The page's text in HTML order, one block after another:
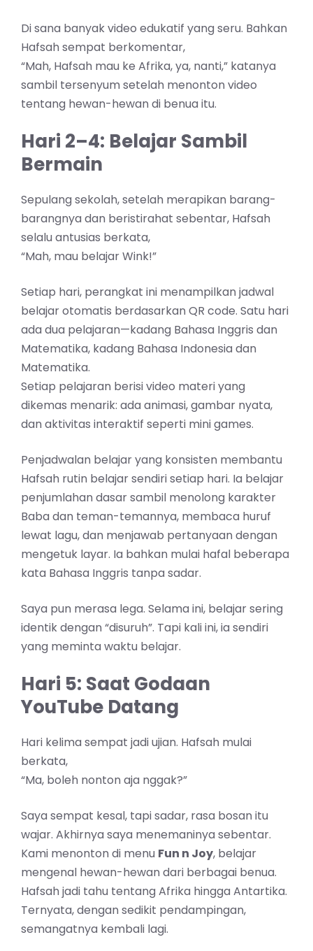
Di sana banyak video edukatif yang seru. Bahkan
Hafsah sempat berkomentar,
“Mah, Hafsah mau ke Afrika, ya, nanti,” katanya
sambil tersenyum setelah menonton video
tentang hewan-hewan di benua itu.
Hari 2–4: Belajar Sambil
Bermain
Sepulang sekolah, setelah merapikan barang-
barangnya dan beristirahat sebentar, Hafsah
selalu antusias berkata,
“Mah, mau belajar Wink!”
Setiap hari, perangkat ini menampilkan jadwal
belajar otomatis berdasarkan QR code. Satu hari
ada dua pelajaran—kadang Bahasa Inggris dan
Matematika, kadang Bahasa Indonesia dan
Matematika.
Setiap pelajaran berisi video materi yang
dikemas menarik: ada animasi, gambar nyata,
dan aktivitas interaktif seperti mini games.
Penjadwalan belajar yang konsisten membantu
Hafsah rutin belajar sendiri setiap hari. Ia belajar
penjumlahan dasar sambil menolong karakter
Baba dan teman-temannya, membaca huruf
lewat lagu, dan menjawab pertanyaan dengan
mengetuk layar. Ia bahkan mulai hafal beberapa
kata Bahasa Inggris tanpa sadar.
Saya pun merasa lega. Selama ini, belajar sering
identik dengan “disuruh”. Tapi kali ini, ia sendiri
yang meminta waktu belajar.
Hari 5: Saat Godaan
YouTube Datang
Hari kelima sempat jadi ujian. Hafsah mulai
berkata,
“Ma, boleh nonton aja nggak?”
Saya sempat kesal, tapi sadar, rasa bosan itu
wajar. Akhirnya saya menemaninya sebentar.
Kami menonton di menu Fun n Joy, belajar
mengenal hewan-hewan dari berbagai benua.
Hafsah jadi tahu tentang Afrika hingga Antartika.
Ternyata, dengan sedikit pendampingan,
semangatnya kembali lagi.